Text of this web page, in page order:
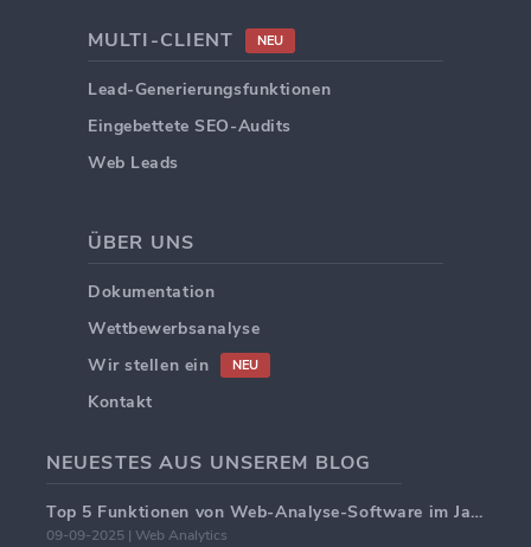
MULTI-CLIENT NEU
Lead-Generierungsfunktionen
Eingebettete SEO-Audits
Web Leads
ÜBER UNS
Dokumentation
Wettbewerbsanalyse
Wir stellen ein
NEU
Kontakt
NEUESTES AUS UNSEREM BLOG
Top 5 Funktionen von Web-Analyse-Software im Jahr 2025
09-09-2025 | Web Analytics